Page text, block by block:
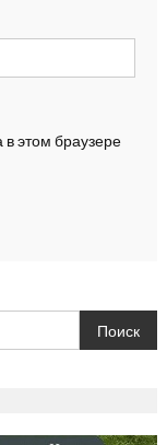
этом браузере
Поиск